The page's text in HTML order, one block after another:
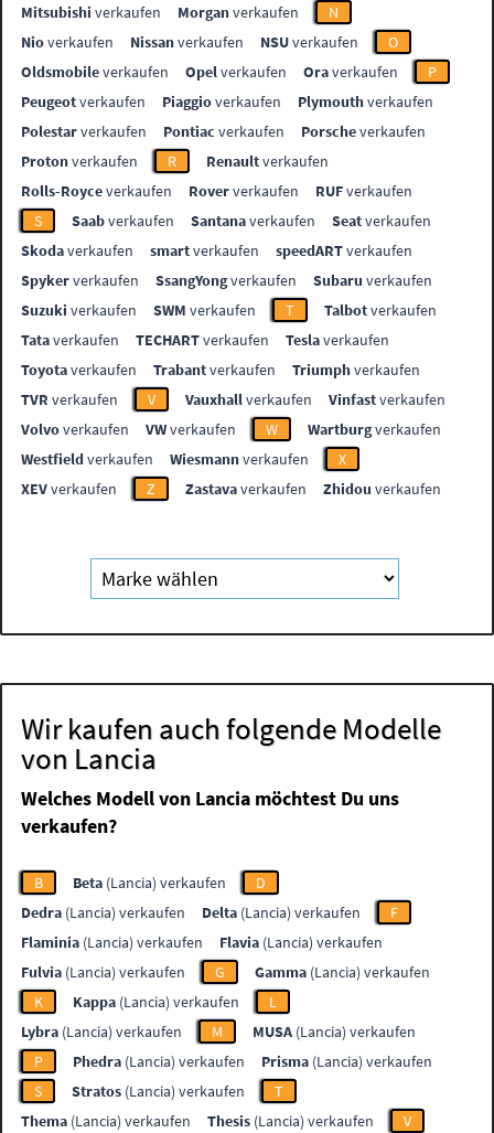
Mitsubishi verkaufen Morganverkaufen
N
Nioverkaufen Nissanverkaufen NSUverkaufen
O
Oldsmobileverkaufen Opelverkaufen Oraverkaufen
P
Peugeotverkaufen Piaggioverkaufen Plymouthverkaufen
Polestarverkaufen Pontiac verkaufen Porscheverkaufen
Protonverkaufen R Renaultverkaufen
Rolls-Royceverkaufen Roververkaufen RUFverkaufen
S
Saabverkaufen Santanaverkaufen Seatverkaufen
Skodaverkaufen smartverkaufen speedARTverkaufen
Spykerverkaufen SsangYongverkaufen Subaru verkaufen
Suzuki verkaufen SWM verkaufen T Talbotverkaufen
Tataverkaufen TECHARTverkaufen Teslaverkaufen
Toyotaverkaufen Trabantverkaufen Triumphverkaufen
TVR verkaufen V Vauxhallverkaufen Vinfastverkaufen
Volvoverkaufen VWverkaufen W Wartburgverkaufen
Westfieldverkaufen Wiesmannverkaufen
X
XEVverkaufen Z Zastavaverkaufen Zhidou verkaufen
Wir kaufen auch folgende Modelle
von Lancia
Welches Modell von Lancia möchtest Du uns
verkaufen?
B Beta (Lancia) verkaufen
D
Dedra (Lancia) verkaufen Delta (Lancia) verkaufen
F
Flaminia (Lancia) verkaufen Flavia (Lancia) verkaufen
Fulvia (Lancia) verkaufen G Gamma (Lancia) verkaufen
K
Kappa (Lancia) verkaufen
L
Lybra (Lancia) verkaufen M MUSA (Lancia) verkaufen
P
Phedra (Lancia) verkaufen Prisma (Lancia) verkaufen
S
Stratos (Lancia) verkaufen
T
Thema (Lancia) verkaufen Thesis (Lancia) verkaufen
V